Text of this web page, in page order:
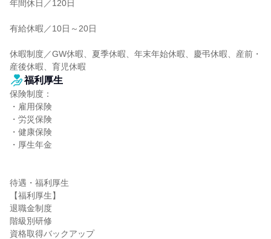
年間休日／120日
有給休暇／10日～20日
休暇制度／GW休暇、夏季休暇、年末年始休暇、慶弔休暇、産前・
産後休暇、育児休暇
福利厚生
保険制度：
・雇用保険
・労災保険
・健康保険
・厚生年金
待遇・福利厚生
【福利厚生】
退職金制度
階級別研修
資格取得バックアップ